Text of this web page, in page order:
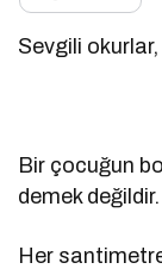
Sevgili okurlar,
Bir çocuğun
demek değildir.
Her